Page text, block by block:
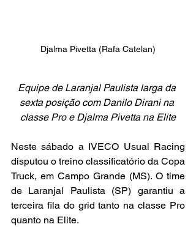
Djalma Pivetta (Rafa Catelan)
Equipe de Laranjal Paulista larga da
sexta posição com Danilo Dirani na
classe Pro e Djalma Pivetta na Elite
Neste sábado a IVECO Usual Racing
disputou o treino classificatório da Copa
Truck, em Campo Grande (MS). O time
de Laranjal Paulista (SP) garantiu a
terceira fila do grid tanto na classe Pro
quanto na Elite.